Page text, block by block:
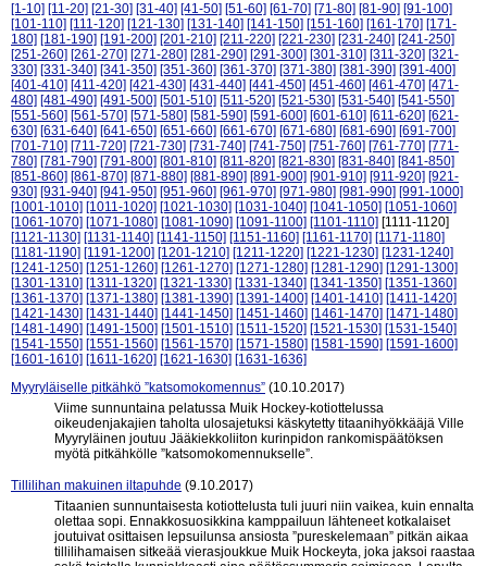
[1-10] [11-20] [21-30] [31-40] [41-50] [51-60] [61-70] [71-80] [81-90] [91-100]
[101-110] [111-120] [121-130] [131-140] [141-150] [151-160] [161-170] [171-
180] [181-190] [191-200] [201-210] [211-220] [221-230] [231-240] [241-250]
[251-260] [261-270] [271-280] [281-290] [291-300] [301-310] [311-320] [321-
330] [331-340] [341-350] [351-360] [361-370] [371-380] [381-390] [391-400]
[401-410] [411-420] [421-430] [431-440] [441-450] [451-460] [461-470] [471-
480] [481-490] [491-500] [501-510] [511-520] [521-530] [531-540] [541-550]
[551-560] [561-570] [571-580] [581-590] [591-600] [601-610] [611-620] [621-
630] [631-640] [641-650] [651-660] [661-670] [671-680] [681-690] [691-700]
[701-710] [711-720] [721-730] [731-740] [741-750] [751-760] [761-770] [771-
780] [781-790] [791-800] [801-810] [811-820] [821-830] [831-840] [841-850]
[851-860] [861-870] [871-880] [881-890] [891-900] [901-910] [911-920] [921-
930] [931-940] [941-950] [951-960] [961-970] [971-980] [981-990] [991-1000]
[1001-1010] [1011-1020] [1021-1030] [1031-1040] [1041-1050] [1051-1060]
[1061-1070] [1071-1080] [1081-1090] [1091-1100] [1101-1110] [1111-1120]
[1121-1130] [1131-1140] [1141-1150] [1151-1160] [1161-1170] [1171-1180]
[1181-1190] [1191-1200] [1201-1210] [1211-1220] [1221-1230] [1231-1240]
[1241-1250] [1251-1260] [1261-1270] [1271-1280] [1281-1290] [1291-1300]
[1301-1310] [1311-1320] [1321-1330] [1331-1340] [1341-1350] [1351-1360]
[1361-1370] [1371-1380] [1381-1390] [1391-1400] [1401-1410] [1411-1420]
[1421-1430] [1431-1440] [1441-1450] [1451-1460] [1461-1470] [1471-1480]
[1481-1490] [1491-1500] [1501-1510] [1511-1520] [1521-1530] [1531-1540]
[1541-1550] [1551-1560] [1561-1570] [1571-1580] [1581-1590] [1591-1600]
[1601-1610] [1611-1620] [1621-1630] [1631-1636]
Myyryläiselle pitkähkö ”katsomokomennus” (10.10.2017)
Viime sunnuntaina pelatussa Muik Hockey-kotiottelussa
oikeudenjakajien taholta ulosajetuksi käskytetty titaanihyökkääjä Ville
Myyryläinen joutuu Jääkiekkoliiton kurinpidon rankomispäätöksen
myötä pitkähkölle ”katsomokomennukselle”.
Tillilihan makuinen iltapuhde (9.10.2017)
Titaanien sunnuntaisesta kotiottelusta tuli juuri niin vaikea, kuin ennalta
olettaa sopi. Ennakkosuosikkina kamppailuun lähteneet kotkalaiset
joutuivat osittaisen lepsuilunsa ansiosta ”pureskelemaan” pitkän aikaa
tillilihamaisen sitkeää vierasjoukkue Muik Hockeyta, joka jaksoi raastaa